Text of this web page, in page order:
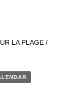
LA PLAGE /